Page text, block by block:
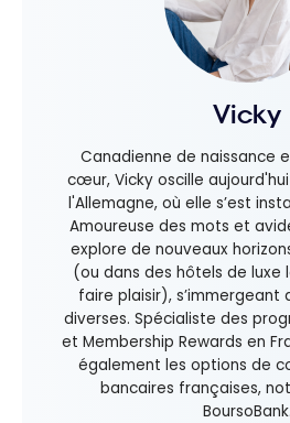
Vicky
Canadienne de naissance
cœur, Vicky oscille
l'Allemagne, où elle s’est
Amoureuse des mots et
explore de nouveaux
(ou dans des hôtels de luxe
faire plaisir), s’immergeant
diverses. Spécialiste des
et Membership Rewards en
également les options de
bancaires françaises,
BoursoBank.